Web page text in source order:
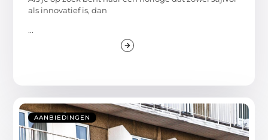
als innovatief is, dan
...
AANBIEDINGEN